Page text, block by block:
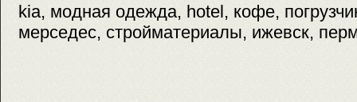
kia, модная одежда, hotel, кофе,
мерседес, стройматериалы, ижевск,